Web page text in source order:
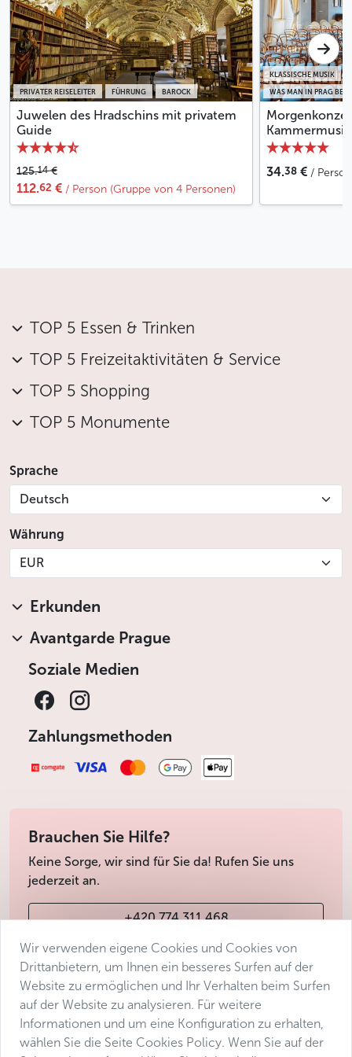
Kulturakropolis, deren unbestreitbare Bedeutung im
Kontrast zur rein touristischen Nutzung von vielen
bedeutsamen Gebäuden in der Umgebung steht.
Weniger
PRIVATER REISELEITER FÜHRUNG BAROCK
Juwelen des Hradschins mit privatem
Guide
125.14€
112.62 € / Person (Gruppe von 4 Personen)
WAS MAN IN PRAG BEI
KLASSISCHE MUSIK
34.38 € / Person
TOP 5 Essen & Trinken
TOP 5 Freizeitaktivitäten & Service
TOP 5 Shopping
TOP 5 Monumente
Sprache
Deutsch
Währung
EUR
Erkunden
Avantgarde Prague
Soziale Medien
Zahlungsmethoden
Brauchen Sie Hilfe?
Keine Sorge, wir sind für Sie da! Rufen Sie uns
jederzeit an.
+420 774 311 468
info@avantgarde-prague.cz
Geschäftsbedingungen
Datenschutz
Wir verwenden eigene Cookies und Cookies von
Drittanbietern, um Ihnen ein besseres Surfen auf der
Website zu ermöglichen und Ihr Verhalten beim Surfen
auf der Website zu analysieren. Für weitere
Informationen und um eine Konfiguration zu erhalten,
wählen Sie die Seite Cookies Policy. Wenn Sie auf der